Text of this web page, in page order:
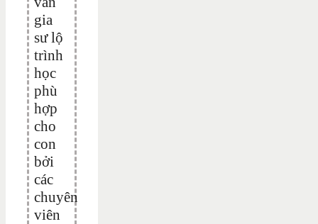
gia
sư lộ
trình
học
phù
hợp
cho
con
bởi
các
chuyên
viên